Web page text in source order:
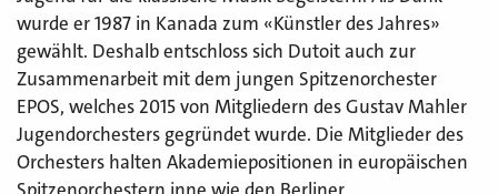
wurde er 1987 in Kanada zum «Künstler des Jahres»
gewählt. Deshalb entschloss sich Dutoit auch zur
Zusammenarbeit mit dem jungen Spitzenorchester
EPOS, welches 2015 von Mitgliedern des Gustav Mahler
Jugendorchesters gegründet wurde. Die Mitglieder des
Orchesters halten Akademiepositionen in europäischen
Spitzenorchestern inne wie den Berliner